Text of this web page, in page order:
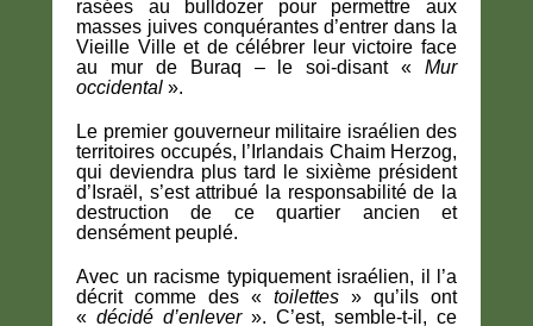
rasées au bulldozer pour permettre aux
masses juives conquérantes d’entrer dans la
Vieille Ville et de célébrer leur victoire face
au mur de Buraq – le soi-disant « Mur
occidental ».
Le premier gouverneur militaire israélien des
territoires occupés, l’Irlandais Chaim Herzog,
qui deviendra plus tard le sixième président
d’Israël, s’est attribué la responsabilité de la
destruction de ce quartier ancien et
densément peuplé.
Avec un racisme typiquement israélien, il l’a
décrit comme des « toilettes » qu’ils ont
« décidé d’enlever ». C’est, semble-t-il, ce